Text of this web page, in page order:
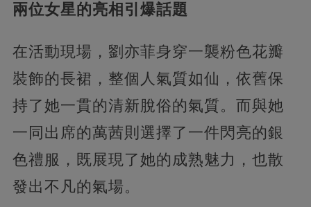
兩位女星的亮相引爆話題
在活動現場，劉亦菲身穿一襲粉色花瓣
裝飾的長裙，整個人氣質如仙，依舊保
持了她一貫的清新脫俗的氣質。而與她
一同出席的萬茜則選擇了一件閃亮的銀
色禮服，既展現了她的成熟魅力，也散
發出不凡的氣場。